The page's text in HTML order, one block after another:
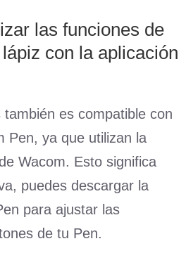
las funciones de
con la aplicación
también es compatible con
Pen, ya que utilizan la
Wacom. Esto significa
puedes descargar la
para ajustar las
de tu Pen.